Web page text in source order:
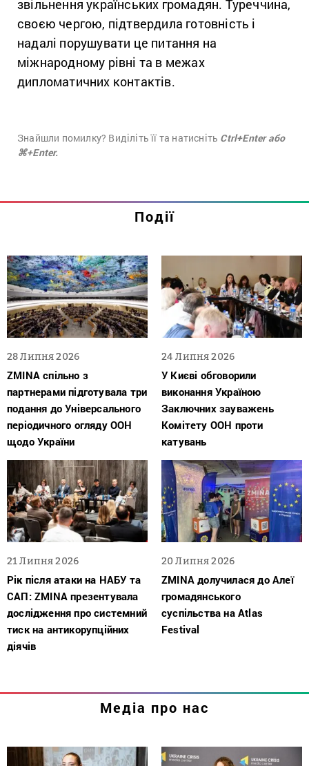
звільнення українських громадян. Туреччина,
своєю чергою, підтвердила готовність і
надалі порушувати це питання на
міжнародному рівні та в межах
дипломатичних контактів.
Знайшли помилку? Виділіть її та натисніть Ctrl+Enter або
⌘+Enter.
Події
28 Липня 2026
ZMINA спільно з
партнерами підготувала три
подання до Універсального
періодичного огляду ООН
щодо України
24 Липня 2026
У Києві обговорили
виконання Україною
Заключних зауважень
Комітету ООН проти
катувань
21 Липня 2026
Рік після атаки на НАБУ та
САП: ZMINA презентувала
дослідження про системний
тиск на антикорупційних
діячів
20 Липня 2026
ZMINA долучилася до Алеї
громадянського
суспільства на Atlas
Festival
Медіа про нас